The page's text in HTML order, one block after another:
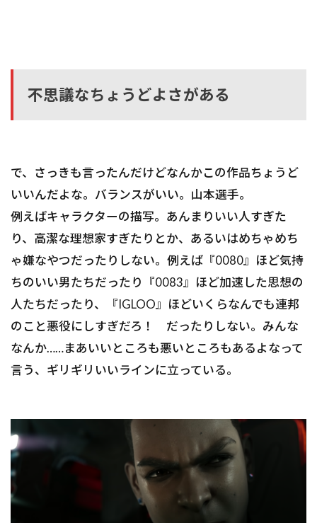
不思議なちょうどよさがある
で、さっきも言ったんだけどなんかこの作品ちょうど
いいんだよな。バランスがいい。山本選手。
例えばキャラクターの描写。あんまりいい人すぎた
り、高潔な理想家すぎたりとか、あるいはめちゃめち
ゃ嫌なやつだったりしない。例えば『0080』ほど気持
ちのいい男たちだったり『0083』ほど加速した思想の
人たちだったり、『IGLOO』ほどいくらなんでも連邦
のこと悪役にしすぎだろ！ だったりしない。みんな
なんか……まあいいところも悪いところもあるよなって
言う、ギリギリいいラインに立っている。